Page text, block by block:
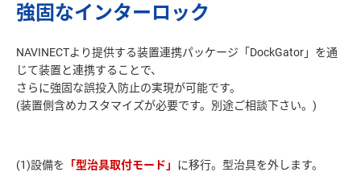
強固なインターロック
NAVINECTより提供する装置連携パッケージ「DockGator」を通
じて装置と連携することで、
さらに強固な誤投入防止の実現が可能です。
(1)設備を 「型治具取付モード」